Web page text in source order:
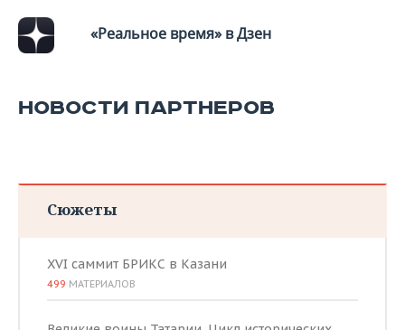
«Реальное время» в Дзен
НОВОСТИ ПАРТНЕРОВ
Сюжеты
XVI саммит БРИКС в Казани
499 МАТЕРИАЛОВ